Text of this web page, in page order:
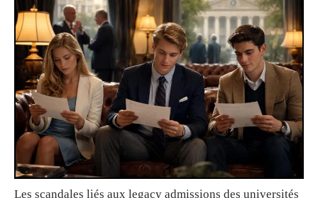
Les scandales liés aux legacy admissions des universités